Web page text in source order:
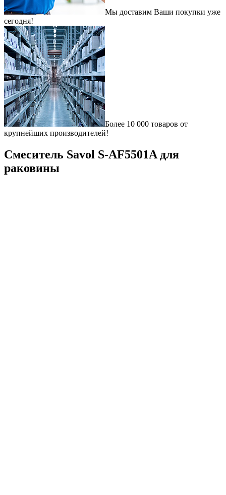
Мы доставим Ваши покупки уже
сегодня!
Более 10 000 товаров от
крупнейших производителей!
Смеситель Savol S-AF5501A для
раковины